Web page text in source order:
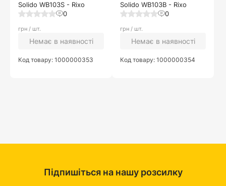
Solido WB103S - Rixo
0
грн / шт.
Немає в наявності
Код товару: 1000000353
Solido WB103B - Rixo
0
грн / шт.
Немає в наявності
Код товару: 1000000354
Підпишіться на нашу розсилку